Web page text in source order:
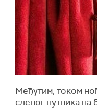
Међутим, током
слепог путника на